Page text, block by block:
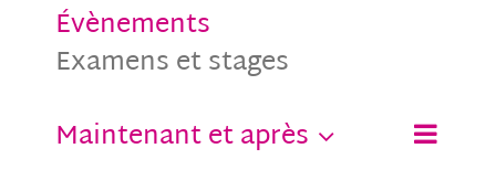
Évènements
Examens et stages
Recherche
de
Liste
Maintenant et après